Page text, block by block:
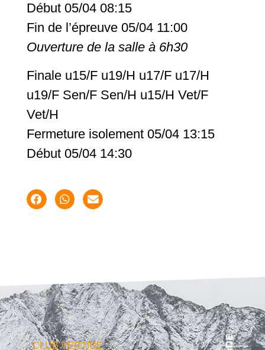
Début 05/04 08:15
Fin de l’épreuve 05/04 11:00
Ouverture de la salle à 6h30
Finale u15/F u19/H u17/F u17/H
u19/F Sen/F Sen/H u15/H Vet/F
Vet/H
Fermeture isolement 05/04 13:15
Début 05/04 14:30
CLUB VERTIGE